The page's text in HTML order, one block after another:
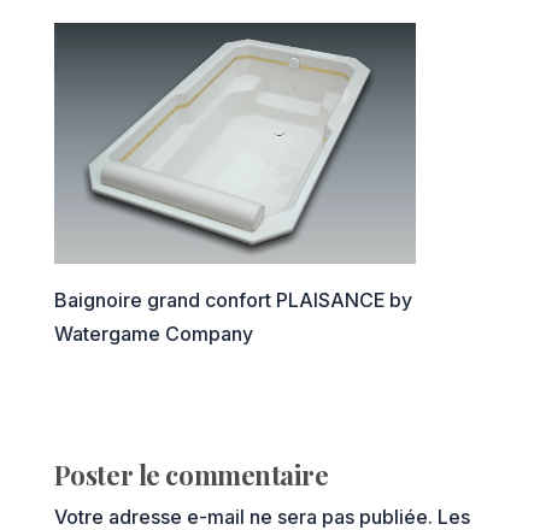
Baignoire grand confort PLAISANCE by
Watergame Company
Poster le commentaire
Votre adresse e-mail ne sera pas publiée. Les